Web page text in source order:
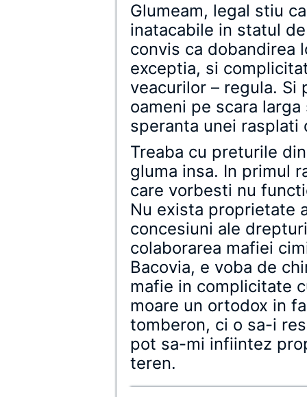
Glumeam, legal stiu
inatacabile in statul
convis ca dobandirea
exceptia, si
veacurilor – regula. Si
oameni pe scara
speranta unei rasplati
Treaba cu preturile
gluma insa. In primul
care vorbesti nu
Nu exista proprietate
concesiuni ale
colaborarea mafiei
Bacovia, e voba de
mafie in complicitate
moare un ortodox in
tomberon, ci o sa-i
pot sa-mi infiintez
teren.